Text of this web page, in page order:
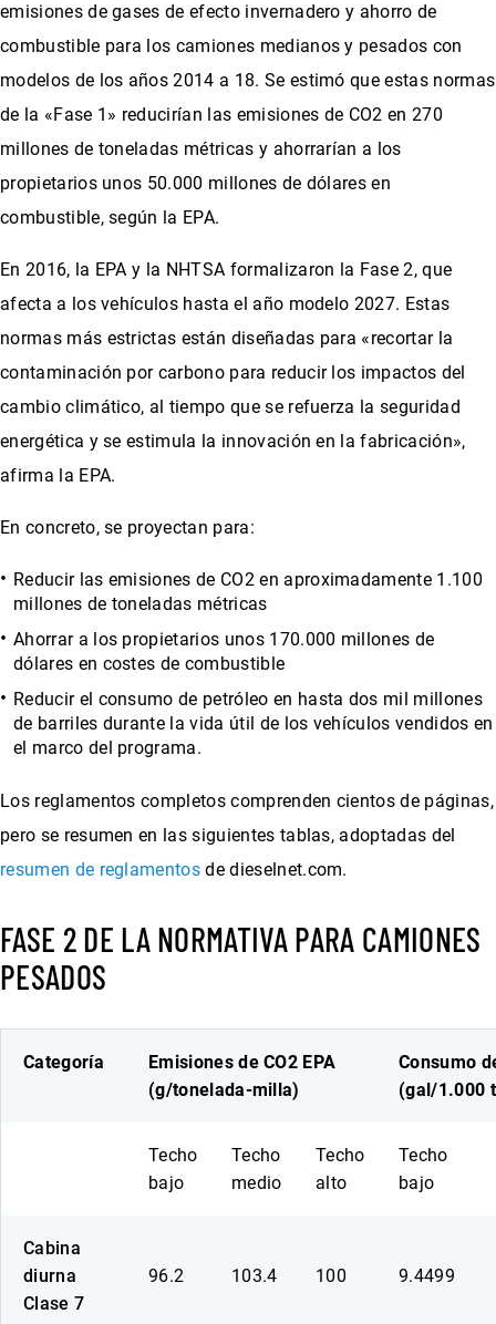
emisiones de gases de efecto invernadero y ahorro de
combustible para los camiones medianos y pesados con
modelos de los años 2014 a 18. Se estimó que estas normas
de la «Fase 1» reducirían las emisiones de CO2 en 270
millones de toneladas métricas y ahorrarían a los
propietarios unos 50.000 millones de dólares en
combustible, según la EPA.
En 2016, la EPA y la NHTSA formalizaron la Fase 2, que
afecta a los vehículos hasta el año modelo 2027. Estas
normas más estrictas están diseñadas para «recortar la
contaminación por carbono para reducir los impactos del
cambio climático, al tiempo que se refuerza la seguridad
energética y se estimula la innovación en la fabricación»,
afirma la EPA.
En concreto, se proyectan para:
Reducir las emisiones de CO2 en aproximadamente 1.100
millones de toneladas métricas
Ahorrar a los propietarios unos 170.000 millones de
dólares en costes de combustible
Reducir el consumo de petróleo en hasta dos mil millones
de barriles durante la vida útil de los vehículos vendidos en
el marco del programa.
Los reglamentos completos comprenden cientos de páginas,
pero se resumen en las siguientes tablas, adoptadas del
resumen de reglamentos de dieselnet.com.
FASE 2 DE LA NORMATIVA PARA CAMIONES
PESADOS
Categoría
Emisiones de CO2 EPA
(g/tonelada-milla)
Consumo
(gal/1.000
Techo
bajo
Techo
medio
Techo
alto
Techo
bajo
Cabina
diurna
Clase 7
96.2 103.4 100 9.4499